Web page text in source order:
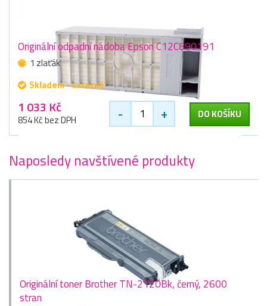
Originální odpadní nádoba Epson C12C890191
1 zlaťák
Skladem - externě
1 033 Kč
854 Kč bez DPH - + DO KOŠÍKU
Naposledy navštívené produkty
Originální toner Brother TN-2120Bk, černý, 2600
stran